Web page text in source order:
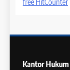
Kantor Hukum